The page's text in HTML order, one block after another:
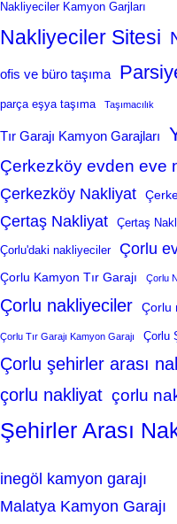
Nakliyeciler Kamyon Garjları
Nakliyeciler Sitesi
ofis ve büro taşıma
parça eşya taşıma Taşımacılık
Tır Garajı Kamyon Garajları
Çerkezköy evden eve
Çerkezköy Nakliyat
Çertaş Nakliyat Çertaş
Çorlu'daki nakliyeciler Çorlu
Çorlu Kamyon Tır Garajı Çorlu
Çorlu nakliyeciler Çorlu
Çorlu Tır Garajı Kamyon Garajı Çorlu
Çorlu şehirler arası
çorlu nakliyat çorlu
Şehirler Arası
inegöl kamyon garajı
Malatya Kamyon Garajı